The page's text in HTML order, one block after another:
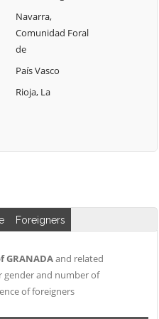
PAMPANEIRA
PEDRO
MARTÍNEZ
PELIGROS
PÍÑAR
PUEBLA DE DON
PULIANAS
PURULLENA
Navarra,
Comunidad Foral
de
País Vasco
Rioja, La
Foreigners
GRANADAand related
and number of
of foreigners